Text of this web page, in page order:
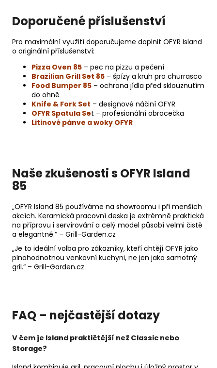
Doporučené příslušenství
Pro maximální využití doporučujeme doplnit OFYR Island
o originální příslušenství:
Pizza Oven 85 – pec na pizzu a pečení
Brazilian Grill Set 85 – špízy a kruh pro churrasco
Food Bumper 85 – ochrana jídla před sklouznutím
do ohně
Knife & Fork Set – designové náčiní OFYR
OFYR Spatula Set – profesionální obracečka
Litinové pánve a woky OFYR
Naše zkušenosti s OFYR Island
85
„OFYR Island 85 používáme na showroomu i při menších
akcích. Keramická pracovní deska je extrémně praktická
na přípravu i servírování a celý model působí velmi čistě
a elegantně.“ – Grill-Garden.cz
„Je to ideální volba pro zákazníky, kteří chtějí OFYR jako
plnohodnotnou venkovní kuchyni, ne jen jako samotný
gril.“ – Grill-Garden.cz
FAQ – nejčastější dotazy
V čem je Island praktičtější než Classic nebo
Storage?